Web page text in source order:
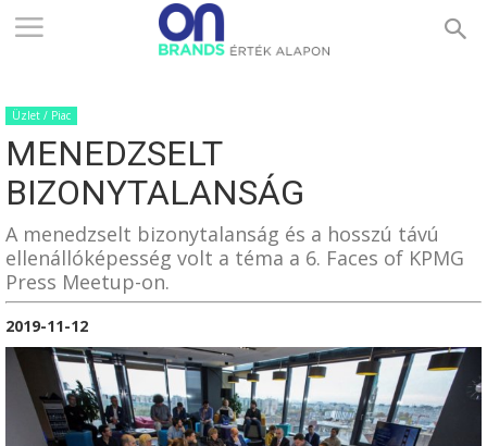
ONBRANDS
–
ALAPON
Üzlet / Piac
MENEDZSELT
BIZONYTALANSÁG
A menedzselt bizonytalanság és a hosszú távú
ellenállóképesség volt a téma a 6. Faces of KPMG
Press Meetup-on.
2019-11-12